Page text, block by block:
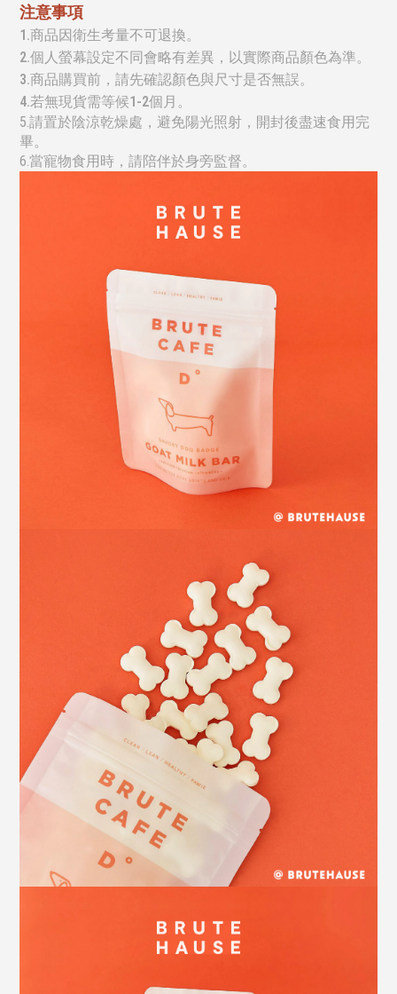
注意事項
1.商品因衛生考量不可退換。
2.個人螢幕設定不同會略有差異，以實際商品顏色為準。
3.商品購買前，請先確認顏色與尺寸是否無誤。
4.若無現貨需等候1-2個月。
5.請置於陰涼乾燥處，避免陽光照射，開封後盡速食用完
畢。
6.當寵物食用時，請陪伴於身旁監督。